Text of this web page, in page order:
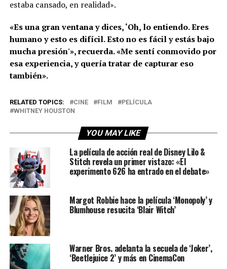
estaba cansado, en realidad».
«Es una gran ventana y dices, ‘Oh, lo entiendo. Eres
humano y esto es difícil. Esto no es fácil y estás bajo
mucha presión'», recuerda. «Me sentí conmovido por
esa experiencia, y quería tratar de capturar eso
también».
RELATED TOPICS: CINE FILM
PELÍCULA
WHITNEY HOUSTON
YOU MAY LIKE
La película de acción real de Disney Lilo &
Stitch revela un primer vistazo: «El
experimento 626 ha entrado en el debate»
Margot Robbie hace la película ‘Monopoly’ y
Blumhouse resucita ‘Blair Witch’
Warner Bros. adelanta la secuela de ‘Joker’,
‘Beetlejuice 2’ y más en CinemaCon